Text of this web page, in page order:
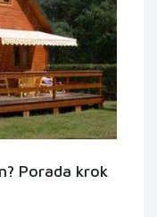
Porada krok